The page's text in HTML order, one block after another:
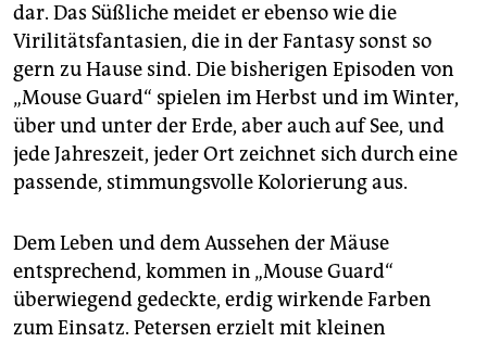
dar. Das Süßliche meidet er ebenso wie die
Virilitätsfantasien, die in der Fantasy sonst so
gern zu Hause sind. Die bisherigen Episoden von
„Mouse Guard“ spielen im Herbst und im Winter,
über und unter der Erde, aber auch auf See, und
jede Jahreszeit, jeder Ort zeichnet sich durch eine
passende, stimmungsvolle Kolorierung aus.
Dem Leben und dem Aussehen der Mäuse
entsprechend, kommen in „Mouse Guard“
überwiegend gedeckte, erdig wirkende Farben
zum Einsatz. Petersen erzielt mit kleinen